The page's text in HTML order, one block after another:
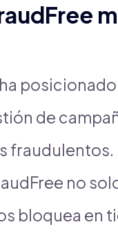
de
no
bloquea en